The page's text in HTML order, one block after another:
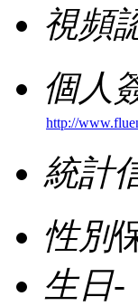
視頻
個人
http://
統計
性別
生日-